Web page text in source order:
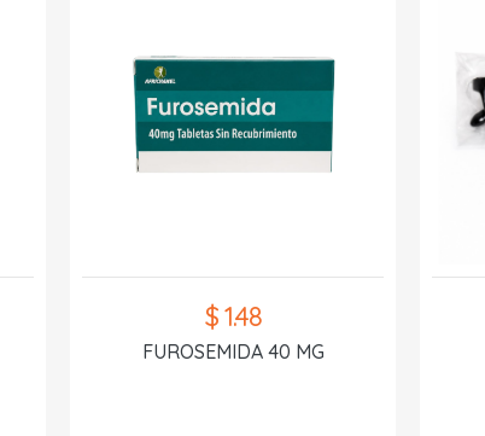
$ 1.48
FUROSEMIDA 40 MG